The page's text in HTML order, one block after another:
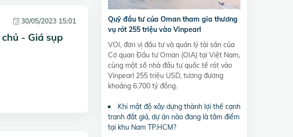
30/05/2023 15:01
- Giá sụp
Quỹ đầu tư của Oman tham gia thương
vụ rót 255 triệu vào Vinpearl
VOI, đơn vị đầu tư và quản lý tài sản của
Cơ quan Đầu tư Oman (OIA) tại Việt Nam,
cùng một số nhà đầu tư quốc tế rót vào
Vinpearl 255 triệu USD, tương đương
khoảng 6.700 tỷ đồng.
Khi mật độ xây dựng thành lợi thế cạnh
tranh đắt giá, dự án nào đang là tâm điểm
tại khu Nam TP.HCM?